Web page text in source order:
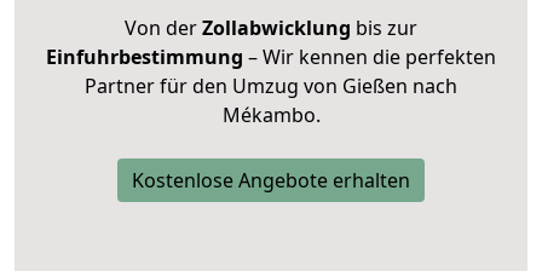
Von derZollabwicklung bis zur
Einfuhrbestimmung – Wir kennen die perfekten
Partner für den Umzug von Gießen nach
Mékambo.
Kostenlose Angebote erhalten